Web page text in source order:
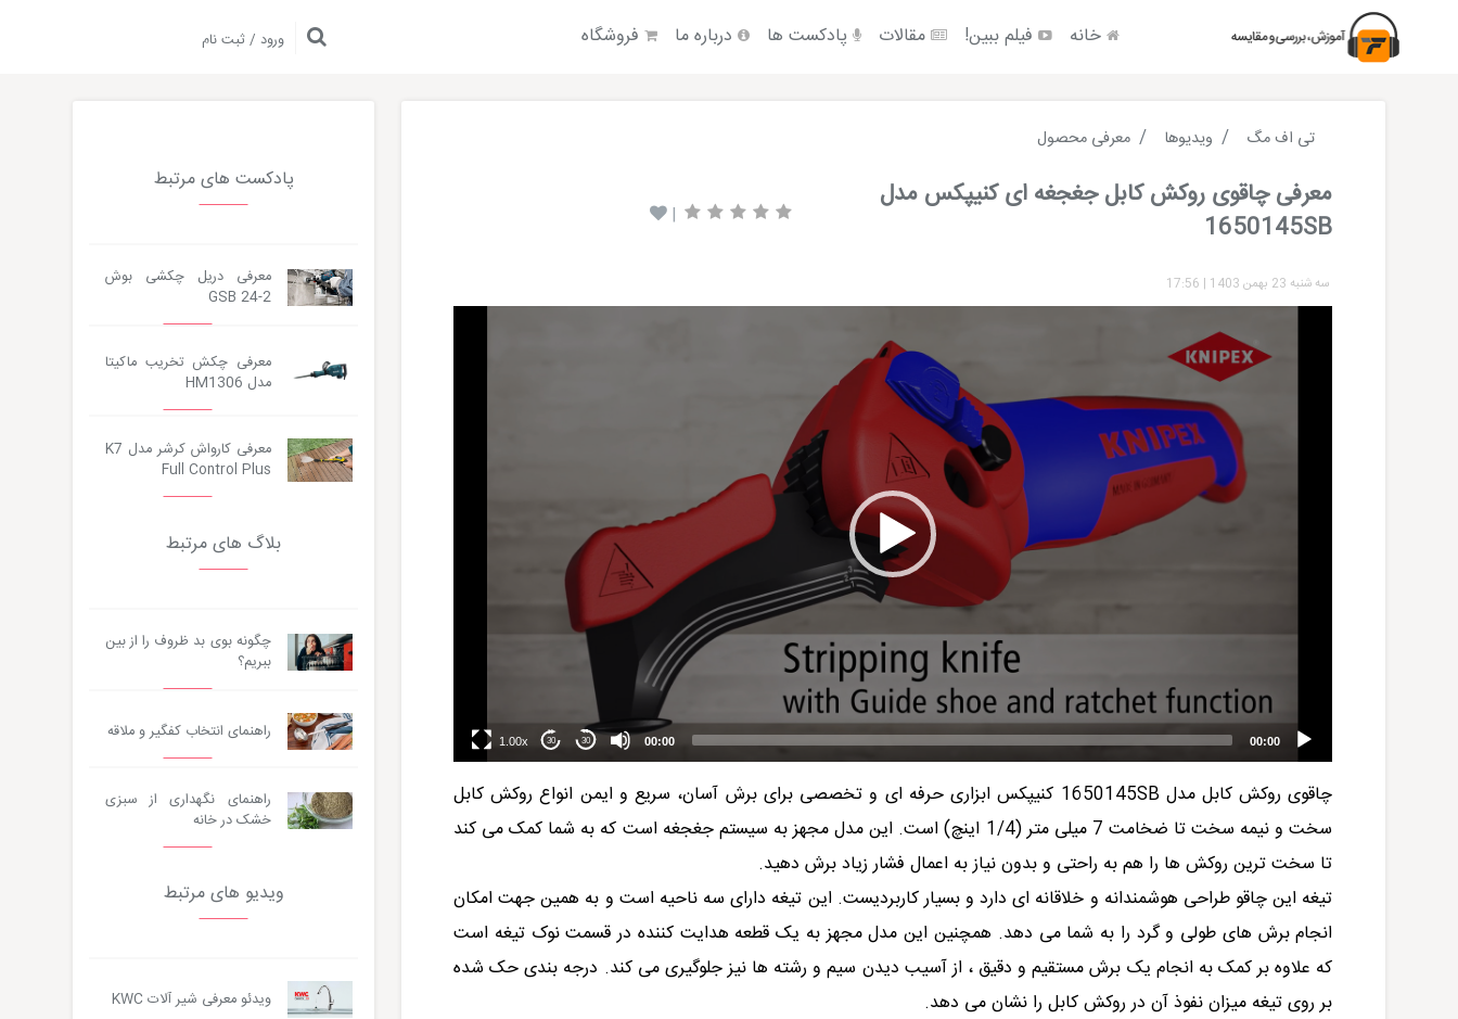
خانه فیلم ببین! مقالات پادکست ها درباره ما فروشگاه ورود / ثبت نام
تی اف مگ ویدیوها معرفی محصول
معرفی چاقوی روکش کابل جغجغه ای کنیپکس مدل
1650145SB
سه شنبه 23 بهمن 1403 |
17:56
|
Video
00:00
00:00
30
30
1.00x
چاقوی روکش کابل مدل 1650145SB کنیپکسابزاری حرفه ای و تخصصی برای برش آسان، سریع و ایمن انواع روکش کابل
سخت و نیمه سخت تا ضخامت 7 میلی متر (1/4 اینچ) است. این مدل مجهز به سیستم جغجغه است که به شما کمک می کند
تا سخت ترین روکش ها را هم به راحتی و بدون نیاز به اعمال فشار زیاد برش دهید.
تیغه این چاقوطراحی هوشمندانه و خلاقانه ای دارد و بسیار کاربردیست. این تیغه دارای سه ناحیه است و به همین جهت امکان
انجام برش های طولی و گرد را به شما می دهد. همچنین این مدل مجهز به یک قطعه هدایت کننده در قسمت نوک تیغه است
که علاوه بر کمک به انجام یک برش مستقیم و دقیق ، از آسیب دیدن سیم و رشته ها نیز جلوگیری می کند. درجه بندی حک شده
بر روی تیغه میزان نفوذ آن در روکش کابل را نشان می دهد.
پادکست های مرتبط
معرفی دریل چکشی بوش
GSB 24-2
معرفی چکش تخریب ماکیتا
مدل HM1306
معرفی کارواش کرشر مدل K7
Full Control Plus
بلاگ های مرتبط
چگونه بوی بد ظروف را از بین
ببریم؟
راهنمای انتخاب کفگیر و ملاقه
راهنمای نگهداری از سبزی
خشک در خانه
ویدیو های مرتبط
ویدئو معرفی شیر آلات KWC